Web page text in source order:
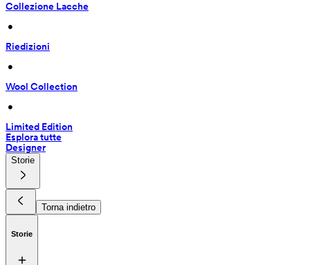
Collezione Lacche
•
Riedizioni
•
Wool Collection
•
Limited Edition
Esplora tutte
Designer
Storie
Torna indietro
Storie